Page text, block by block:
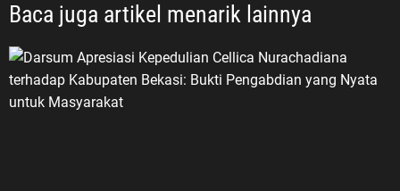
Baca juga artikel menarik lainnya